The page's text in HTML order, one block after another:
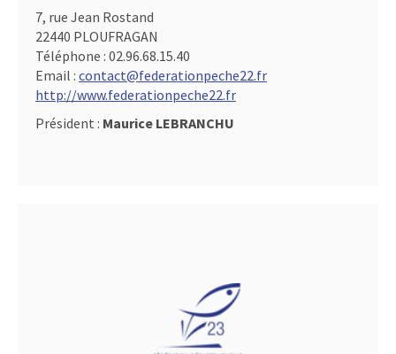
7, rue Jean Rostand
22440 PLOUFRAGAN
Téléphone : 02.96.68.15.40
Email : contact@federationpeche22.fr
http://www.federationpeche22.fr
Président : Maurice LEBRANCHU